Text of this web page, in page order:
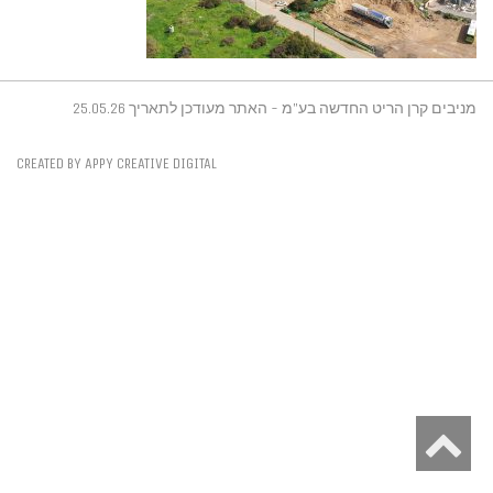
מניבים קרן הריט החדשה בע"מ - האתר מעודכן לתאריך 25.05.26
CREATED BY APPY CREATIVE DIGITAL
לראש